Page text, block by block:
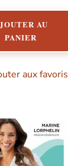
AU
PANIER
aux favoris